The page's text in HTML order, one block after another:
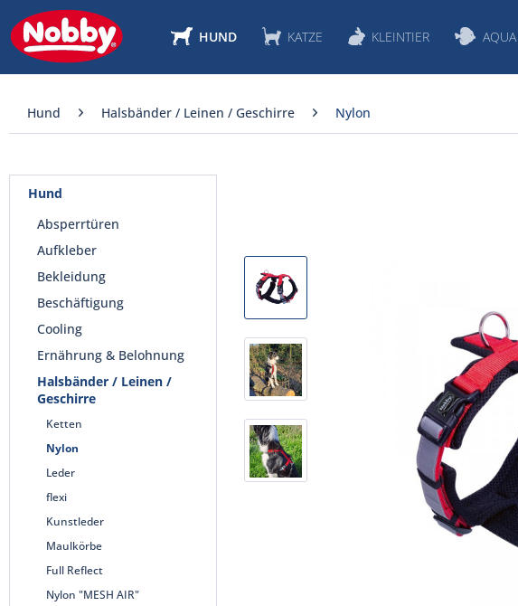
HUND KATZE KLEINTIER AQUA
Hund Halsbänder / Leinen / Geschirre Nylon
Hund
Absperrtüren
Aufkleber
Bekleidung
Beschäftigung
Cooling
Ernährung & Belohnung
Halsbänder / Leinen /
Geschirre
Ketten
Nylon
Leder
flexi
Kunstleder
Maulkörbe
Full Reflect
Nylon "MESH AIR"